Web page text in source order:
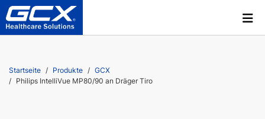
Startseite Produkte
GCX
Philips IntelliVue MP80/90 an Dräger Tiro